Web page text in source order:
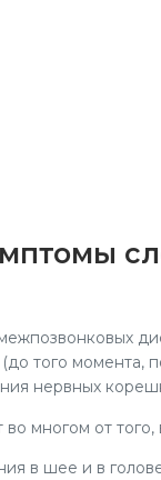
того момента,
нервных
многом от
в шее и в